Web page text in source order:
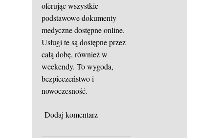
oferując wszystkie
podstawowe dokumenty
medyczne dostępne online.
Usługi te są dostępne przez
całą dobę, również w
weekendy. To wygoda,
bezpieczeństwo i
nowoczesność.
Dodaj komentarz